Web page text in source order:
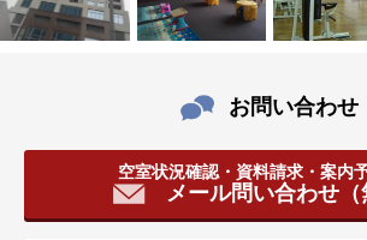
し
ま
お問い合わせ
空室状況確認・資料請求・案内
メール問い合わせ（